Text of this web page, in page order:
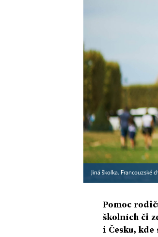
Jiná školka.
Pomoc
školních či
i Česku, kde